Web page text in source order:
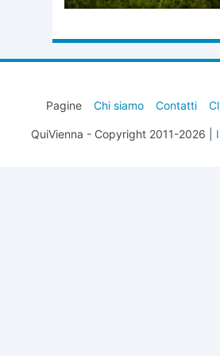
Pagine Chi siamo Contatti
QuiVienna - Copyright 2011-2026 |